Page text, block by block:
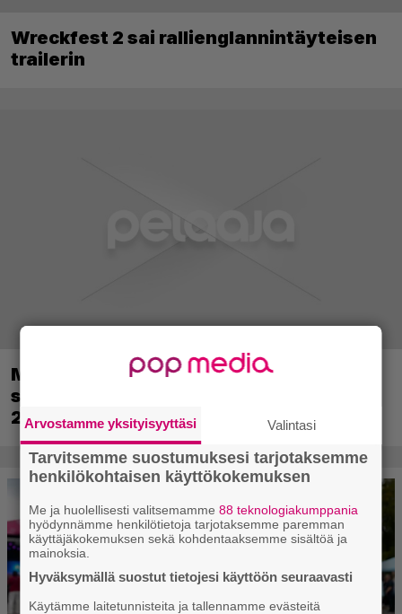
Wreckfest 2 sai rallienglannintäyteisen
trailerin
Metsästyssimulaattorin jatko-osa
saapuu ensi kuussa – Way of the Hunter
2 päivättiin
Arvostamme yksityisyyttäsi Valintasi
Tarvitsemme suostumuksesi tarjotaksemme
henkilökohtaisen käyttökokemuksen
Me ja huolellisesti valitsemamme88 teknologiakumppania
hyödynnämme henkilötietoja tarjotaksemme paremman
käyttäjäkokemuksen sekä kohdentaaksemme sisältöä ja
mainoksia.
Hyväksymällä suostut tietojesi käyttöön seuraavasti
Käytämme laitetunnisteita ja tallennamme evästeitä